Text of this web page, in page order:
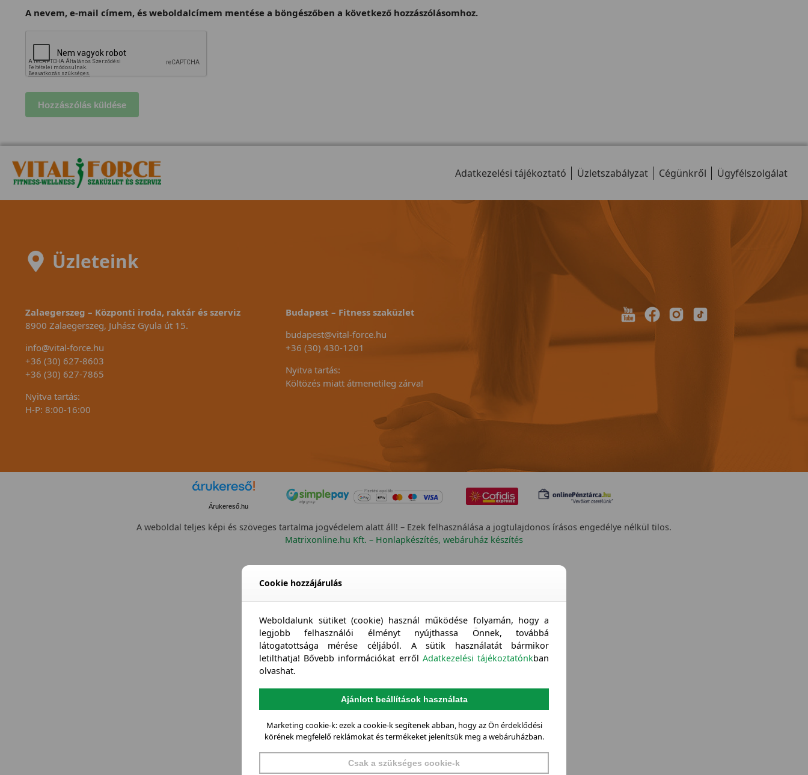
A nevem, e-mail címem, és weboldalcímem mentése a böngészőben a következő hozzászólásomhoz.
Adatkezelési tájékoztató Üzletszabályzat Cégünkről Ügyfélszolgálat
Üzleteink
Zalaegerszeg – Központi iroda, raktár és szerviz
8900 Zalaegerszeg, Juhász Gyula út 15.
info@vital-force.hu
+36 (30) 627-8603
+36 (30) 627-7865
Nyitva tartás:
H-P: 8:00-16:00
Budapest – Fitness szaküzlet
budapest@vital-force.hu
+36 (30) 430-1201
Nyitva tartás:
Költözés miatt átmenetileg zárva!
Árukereső.hu
A weboldal teljes képi és szöveges tartalma jogvédelem alatt áll! – Ezek felhasználása a jogtulajdonos írásos engedélye nélkül tilos.
Matrixonline.hu Kft. – Honlapkészítés, webáruház készítés
Cookie hozzájárulás
Weboldalunk sütiket (cookie) használ működése folyamán, hogy a
legjobb felhasználói élményt nyújthassa Önnek, továbbá
látogatottsága mérése céljából. A sütik használatát bármikor
letilthatja! Bővebb információkat erről Adatkezelési tájékoztatónkban
olvashat.
Ajánlott beállítások használata
Marketing cookie-k: ezek a cookie-k segítenek abban, hogy az Ön érdeklődési
körének megfelelő reklámokat és termékeket jelenítsük meg a webáruházban.
Csak a szükséges cookie-k